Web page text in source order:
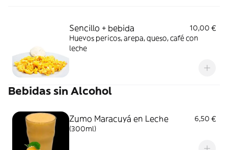
Sencillo + bebida
10,00 €
Huevos pericos, arepa, queso, café con
leche
Bebidas sin Alcohol
Zumo Maracuyá en Leche
6,50 €
(300ml)